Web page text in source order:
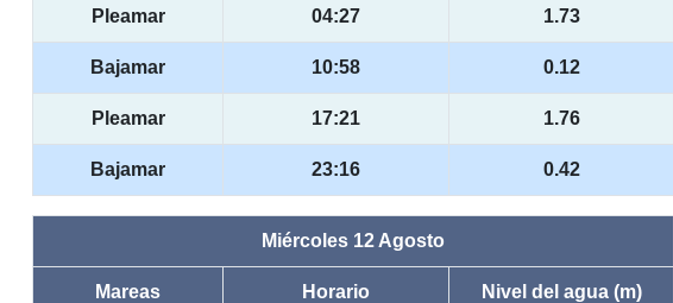
Pleamar 04:27 1.73
Bajamar 10:58 0.12
Pleamar 17:21 1.76
Bajamar 23:16 0.42
Miércoles 12 Agosto
Mareas Horario Nivel del agua (m)